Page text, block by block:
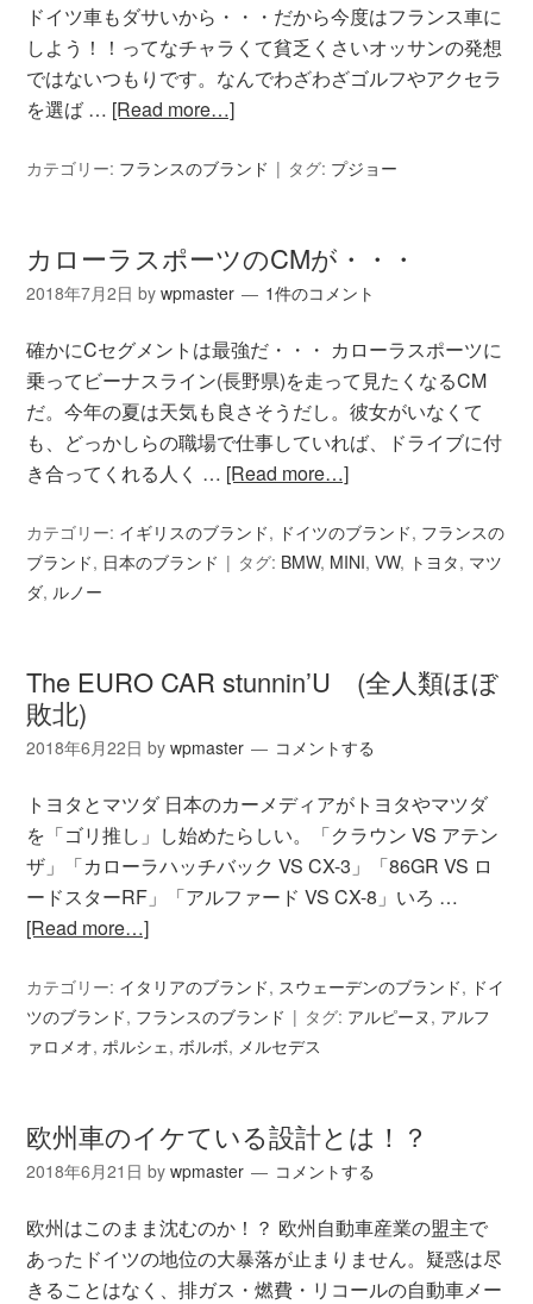
ドイツ車もダサいから・・・だから今度はフランス車に
しよう！！ってなチャラくて貧乏くさいオッサンの発想
ではないつもりです。なんでわざわざゴルフやアクセラ
を選ば … [Read more…]
カテゴリー: フランスのブランド タグ: プジョー
カローラスポーツのCMが・・・
2018年7月2日 bywpmaster 1件のコメント
確かにCセグメントは最強だ・・・ カローラスポーツに
乗ってビーナスライン(長野県)を走って見たくなるCM
だ。今年の夏は天気も良さそうだし。彼女がいなくて
も、どっかしらの職場で仕事していれば、ドライブに付
き合ってくれる人く … [Read more…]
カテゴリー: イギリスのブランド, ドイツのブランド, フランスの
ブランド, 日本のブランド タグ: BMW, MINI,VW, トヨタ, マツ
ダ, ルノー
The EURO CAR stunnin’U (全人類ほぼ
敗北)
2018年6月22日 bywpmaster コメントする
トヨタとマツダ 日本のカーメディアがトヨタやマツダ
を「ゴリ推し」し始めたらしい。「クラウン VS アテン
ザ」「カローラハッチバック VS CX-3」「86GR VS ロ
ードスターRF」「アルファード VS CX-8」いろ …
[Read more…]
カテゴリー: イタリアのブランド, スウェーデンのブランド, ドイ
ツのブランド, フランスのブランド タグ: アルピーヌ , アルフ
ァロメオ,ポルシェ,ボルボ, メルセデス
欧州車のイケている設計とは！？
2018年6月21日 bywpmaster コメントする
欧州はこのまま沈むのか！？ 欧州自動車産業の盟主で
あったドイツの地位の大暴落が止まりません。疑惑は尽
きることはなく、排ガス・燃費・リコールの自動車メー